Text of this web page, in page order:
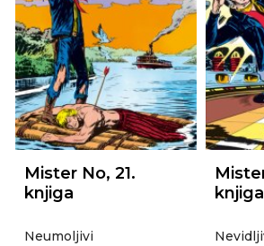
Mister No, 21.
knjiga
Neumoljivi
knjiga